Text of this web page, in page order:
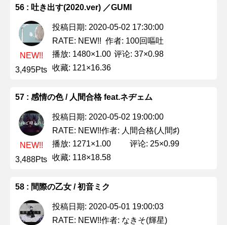
56 : 吐き出す(2020.ver) ／GUMI
NEW!!
3,495Pts
投稿日期: 2020-05-02 17:30:00
RATE: NEW!! 作者: 100回嘔吐
播放: 1480×1.00 评论: 37×0.98
收藏: 121×16.36
57 : 感情の色 / 人間合格 feat.ネヂェム
NEW!!
3,488Pts
投稿日期: 2020-05-02 19:00:00
RATE: NEW!!作者: 人間合格(人間♯)
播放: 1271×1.00
评论: 25×0.99
收藏: 118×18.58
58 : 間際の乙女 / 初音ミク
投稿日期: 2020-05-01 19:00:03
RATE: NEW!!作者: なきそ(輝星)